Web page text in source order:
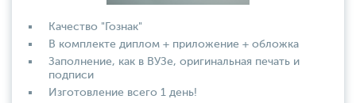
Качество "Гознак"
В комплекте диплом + приложение + обложка
Заполнение, как в ВУЗе, оригинальная печать и
подписи
Изготовление всего 1 день!